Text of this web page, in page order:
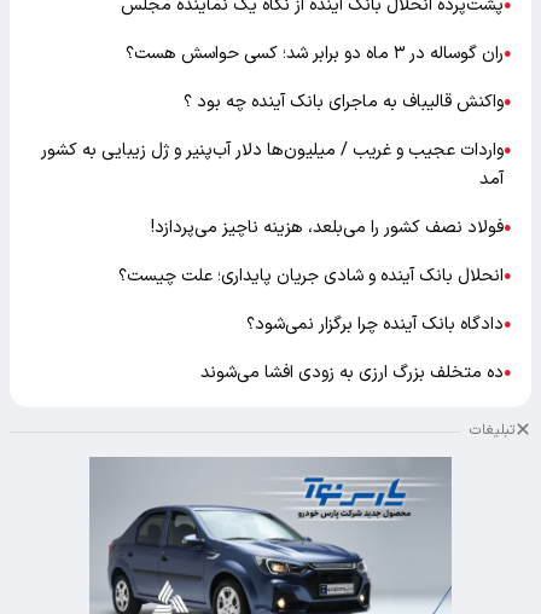
●پشت‌پرده انحلال بانک آینده از نگاه یک نماینده مجلس
●ران گوساله در ۳ ماه دو برابر شد؛ کسی حواسش هست؟
●واکنش قالیباف به ماجرای بانک آینده چه بود ؟
●واردات عجیب و غریب / میلیون‌ها دلار آب‌پنیر و ژل زیبایی به کشور
آمد
●فولاد نصف کشور را می‌بلعد، هزینه ناچیز می‌پردازد!
●انحلال بانک آینده و شادی جریان پایداری؛ علت چیست؟
●دادگاه بانک آینده چرا برگزار نمی‌شود؟
●ده متخلف بزرگ ارزی به زودی افشا می‌شوند
تبلیغات